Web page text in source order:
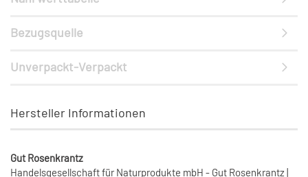
Bezugsquelle
Unverpackt-Verpackt
Hersteller Informationen
Gut Rosenkrantz
Handelsgesellschaft für Naturprodukte mbH - Gut Rosenkrantz |